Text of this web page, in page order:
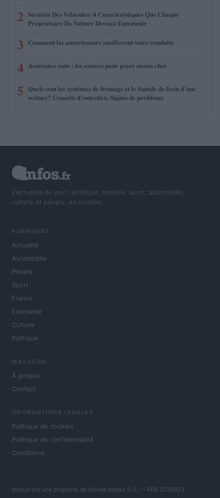
2 Sécurité Des Véhicules: 4 Caractéristiques Que Chaque
Propriétaire De Voiture Devrait Entretenir
3 Comment les amortisseurs améliorent votre conduite
4 Assurance auto : les astuces pour payer moins cher
5 Quels sont les systèmes de freinage et le liquide de frein d’une
voiture? Conseils d’entretien, Signes de problème
L'actualité du jour : politique, société, sport, automobile,
culture et people, en continu.
RUBRIQUES
Actualité
Automobile
People
Sport
France
Economie
Culture
Politique
MAGAZINE
À propos
Contact
INFORMATIONS LÉGALES
Politique de cookies
Politique de confidentialité
Conditions
Infos.fr est une propriété de AdHub Media S.r.l. — REA 2729933